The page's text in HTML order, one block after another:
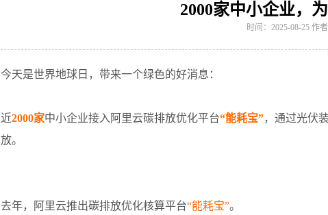
2000家中小企业，
时间：2025-08-25 作
今天是世界地球日，带来一个绿色的好消息：
近2000家中小企业接入阿里云碳排放优化平台“能耗宝”，通过光伏
放。
去年，阿里云推出碳排放优化核算平台“能耗宝”。